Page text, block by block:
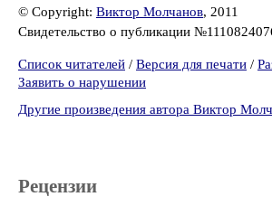
© Copyright: Виктор Молчанов, 2011
Свидетельство о публикации
Список читателей / Версия для печати /
Заявить о нарушении
Другие произведения автора Виктор
Рецензии